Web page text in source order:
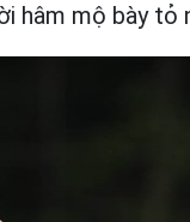
hâm mộ bày